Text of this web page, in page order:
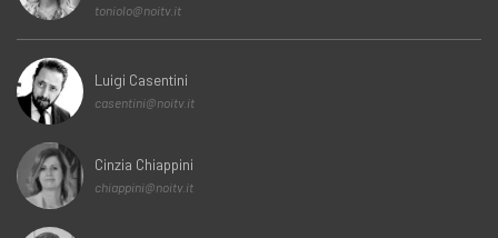
toniolo@noitv.it
Luigi Casentini
casentini@noitv.it
Cinzia Chiappini
chiappini@noitv.it